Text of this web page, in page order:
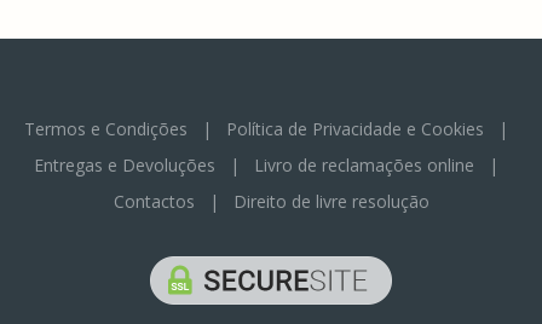
Termos e Condições | Política de Privacidade e Cookies |
Entregas e Devoluções | Livro de reclamações online |
Contactos | Direito de livre resolução